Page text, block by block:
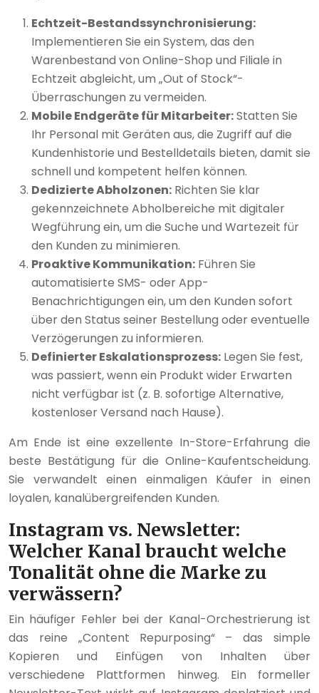
Echtzeit-Bestandssynchronisierung:
Implementieren Sie ein System, das den
Warenbestand von Online-Shop und Filiale in
Echtzeit abgleicht, um „Out of Stock“-
Überraschungen zu vermeiden.
Mobile Endgeräte für Mitarbeiter:Statten Sie
Ihr Personal mit Geräten aus, die Zugriff auf die
Kundenhistorie und Bestelldetails bieten, damit sie
schnell und kompetent helfen können.
Dedizierte Abholzonen: Richten Sie klar
gekennzeichnete Abholbereiche mit digitaler
Wegführung ein, um die Suche und Wartezeit für
den Kunden zu minimieren.
Proaktive Kommunikation: Führen Sie
automatisierte SMS- oder App-
Benachrichtigungen ein, um den Kunden sofort
über den Status seiner Bestellung oder eventuelle
Verzögerungen zu informieren.
Definierter Eskalationsprozess: Legen Sie fest,
was passiert, wenn ein Produkt wider Erwarten
nicht verfügbar ist (z. B. sofortige Alternative,
kostenloser Versand nach Hause).
Am Ende ist eine exzellente In-Store-Erfahrung die
beste Bestätigung für die Online-Kaufentscheidung.
Sie verwandelt einen einmaligen Käufer in einen
loyalen, kanalübergreifenden Kunden.
Instagram vs. Newsletter:
Welcher Kanal braucht welche
Tonalität ohne die Marke zu
verwässern?
Ein häufiger Fehler bei der Kanal-Orchestrierung ist
das reine „Content Repurposing“ – das simple
Kopieren und Einfügen von Inhalten über
verschiedene Plattformen hinweg. Ein formeller